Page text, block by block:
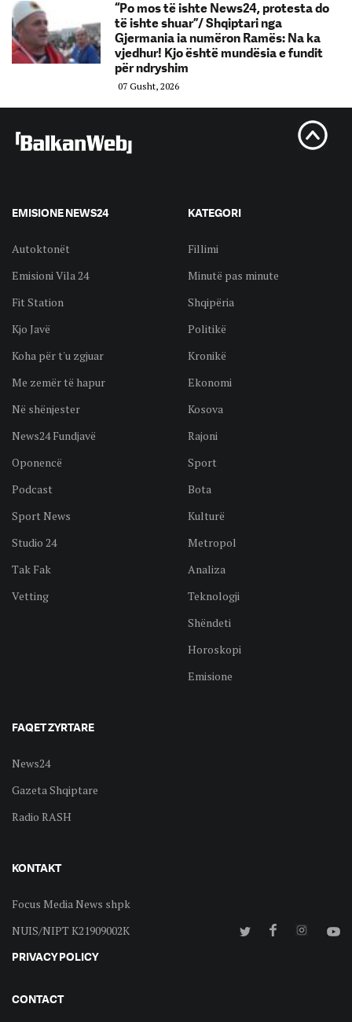
“Po mos të ishte News24, protesta do
të ishte shuar”/ Shqiptari nga
Gjermania ia numëron Ramës: Na ka
vjedhur! Kjo është mundësia e fundit
për ndryshim
07 Gusht, 2026
EMISIONE NEWS24
Autoktonët
Emisioni Vila 24
Fit Station
Kjo Javë
Koha për t'u zgjuar
Me zemër të hapur
Në shënjester
News24 Fundjavë
Oponencë
Podcast
Sport News
Studio 24
Tak Fak
Vetting
KATEGORI
Fillimi
Minutë pas minute
Shqipëria
Politikë
Kronikë
Ekonomi
Kosova
Rajoni
Sport
Bota
Kulturë
Metropol
Analiza
Teknologji
Shëndeti
Horoskopi
Emisione
FAQET ZYRTARE
News24
Gazeta Shqiptare
Radio RASH
KONTAKT
Focus Media News shpk
NUIS/NIPT K21909002K
PRIVACY POLICY
CONTACT